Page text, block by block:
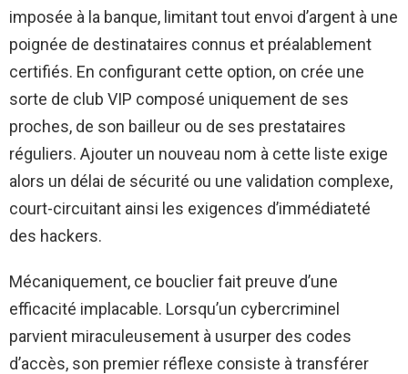
imposée à la banque, limitant tout envoi d’argent à une
poignée de destinataires connus et préalablement
certifiés. En configurant cette option, on crée une
sorte de club VIP composé uniquement de ses
proches, de son bailleur ou de ses prestataires
réguliers. Ajouter un nouveau nom à cette liste exige
alors un délai de sécurité ou une validation complexe,
court-circuitant ainsi les exigences d’immédiateté
des hackers.
Mécaniquement, ce bouclier fait preuve d’une
efficacité implacable. Lorsqu’un cybercriminel
parvient miraculeusement à usurper des codes
d’accès, son premier réflexe consiste à transférer